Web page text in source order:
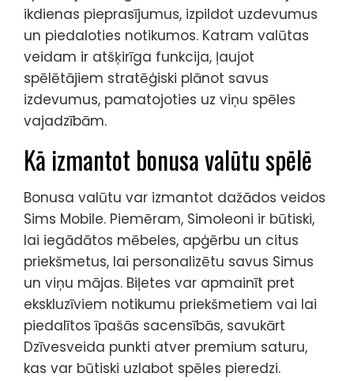
ikdienas pieprasījumus, izpildot uzdevumus
un piedaloties notikumos. Katram valūtas
veidam ir atšķirīga funkcija, ļaujot
spēlētājiem stratēģiski plānot savus
izdevumus, pamatojoties uz viņu spēles
vajadzībām.
Kā izmantot bonusa valūtu spēlē
Bonusa valūtu var izmantot dažādos veidos
Sims Mobile. Piemēram, Simoleoni ir būtiski,
lai iegādātos mēbeles, apģērbu un citus
priekšmetus, lai personalizētu savus Simus
un viņu mājas. Biļetes var apmainīt pret
ekskluzīviem notikumu priekšmetiem vai lai
piedalītos īpašās sacensībās, savukārt
Dzīvesveida punkti atver premium saturu,
kas var būtiski uzlabot spēles pieredzi.